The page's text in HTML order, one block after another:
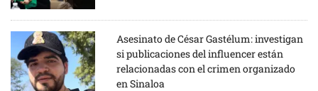
Asesinato de César Gastélum: investigan
si publicaciones del influencer están
relacionadas con el crimen organizado
en Sinaloa